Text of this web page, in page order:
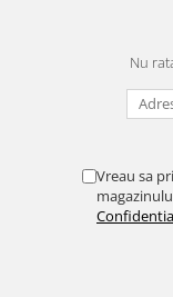
Nu
Vreau sa